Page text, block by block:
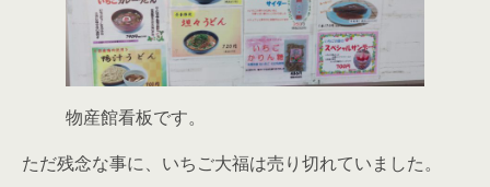
物産館看板です。
ただ残念な事に、いちご大福は売り切れていました。